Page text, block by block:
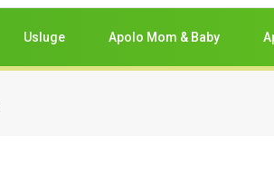
Usluge Apolo Mom & Baby